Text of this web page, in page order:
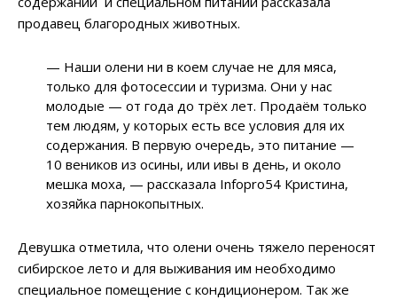
продавец благородных животных.
— Наши олени ни в коем случае не для мяса,
только для фотосессии и туризма. Они у нас
молодые — от года до трёх лет. Продаём только
тем людям, у которых есть все условия для их
содержания. В первую очередь, это питание —
10 веников из осины, или ивы в день, и около
мешка моха, — рассказала Infopro54 Кристина,
хозяйка парнокопытных.
Девушка отметила, что олени очень тяжело переносят
сибирское лето и для выживания им необходимо
специальное помещение с кондиционером. Так же